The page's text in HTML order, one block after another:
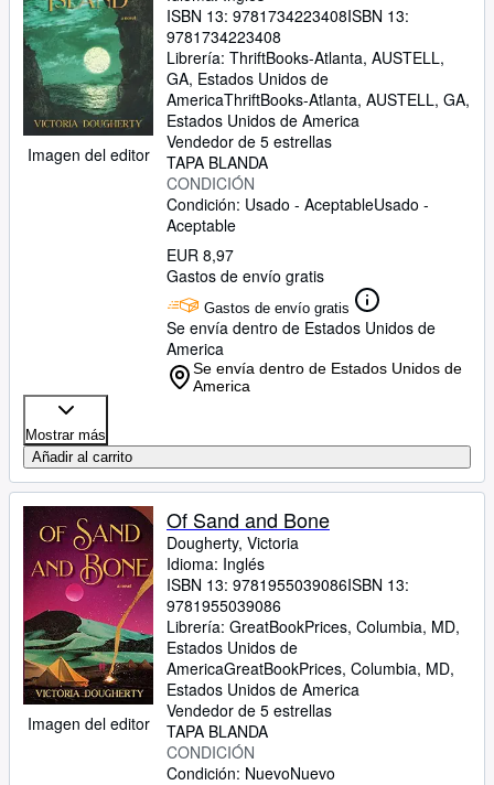
Arte y coleccionismo
Vendedores
Comenzar a vender
Ayuda
CERRAR
Imagen del editor
ISBN 13: 9781734223408ISBN 13:
9781734223408
Librería: ThriftBooks-Atlanta, AUSTELL,
GA, Estados Unidos de
AmericaThriftBooks-Atlanta, AUSTELL, GA,
Estados Unidos de America
Vendedor de 5 estrellas
TAPA BLANDA
CONDICIÓN
Condición: Usado - AceptableUsado -
Aceptable
EUR 8,97
Gastos de envío gratis
Gastos de envío gratis
Se envía dentro de Estados Unidos de
America
Se envía dentro de Estados Unidos de
America
Mostrar más
Añadir al carrito
Imagen del editor
Of Sand and Bone
Dougherty, Victoria
Idioma: Inglés
ISBN 13: 9781955039086ISBN 13:
9781955039086
Librería: GreatBookPrices, Columbia, MD,
Estados Unidos de
AmericaGreatBookPrices, Columbia, MD,
Estados Unidos de America
Vendedor de 5 estrellas
TAPA BLANDA
CONDICIÓN
Condición: NuevoNuevo